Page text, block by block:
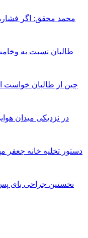
محمد محقق: اگر
طالبان نسبت به
چين از طالبان خواست
در نزدیکی میدان
دستور تخليه خانه جعفر
نخستين جراحى باى